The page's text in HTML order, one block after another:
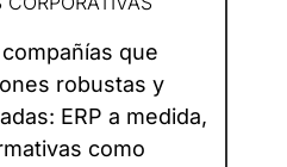
que
robustas y
ERP a medida,
como